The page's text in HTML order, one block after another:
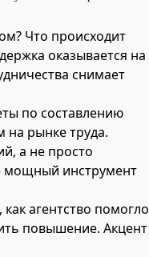
Что происходит
оказывается на
снимает
по составлению
на рынке труда.
а не просто
мощный инструмент
агентство помогло
повышение. Акцент